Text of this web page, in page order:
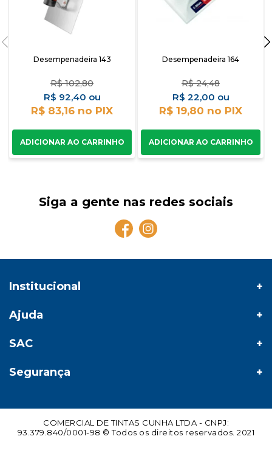
Desempenadeira 143
R$ 102,80
R$ 92,40
R$ 83,16
Desempenadeira 164
R$ 24,48
R$ 22,00
R$ 19,80
Siga a gente nas redes sociais
Institucional
Ajuda
SAC
Segurança
COMERCIAL DE TINTAS CUNHA LTDA - CNPJ:
93.379.840/0001-98 © Todos os direitos reservados. 2021